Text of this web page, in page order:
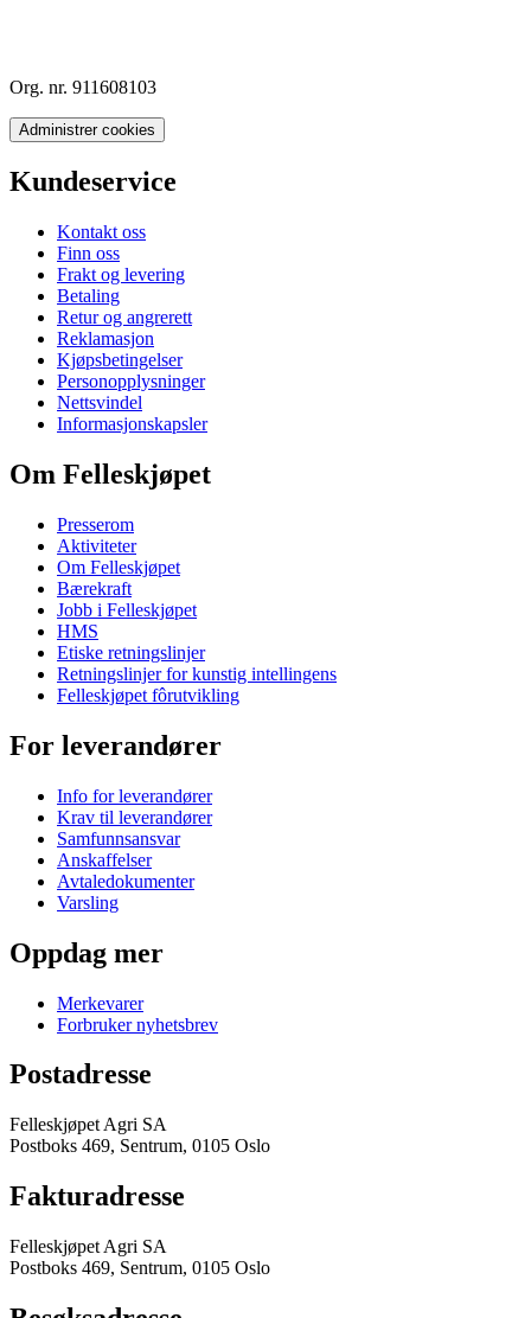
Org. nr. 911608103
Administrer cookies
Kundeservice
Kontakt oss
Finn oss
Frakt og levering
Betaling
Retur og angrerett
Reklamasjon
Kjøpsbetingelser
Personopplysninger
Nettsvindel
Informasjonskapsler
Om Felleskjøpet
Presserom
Aktiviteter
Om Felleskjøpet
Bærekraft
Jobb i Felleskjøpet
HMS
Etiske retningslinjer
Retningslinjer for kunstig intellingens
Felleskjøpet fôrutvikling
For leverandører
Info for leverandører
Krav til leverandører
Samfunnsansvar
Anskaffelser
Avtaledokumenter
Varsling
Oppdag mer
Merkevarer
Forbruker nyhetsbrev
Postadresse
Felleskjøpet Agri SA
Postboks 469, Sentrum, 0105 Oslo
Fakturadresse
Felleskjøpet Agri SA
Postboks 469, Sentrum, 0105 Oslo